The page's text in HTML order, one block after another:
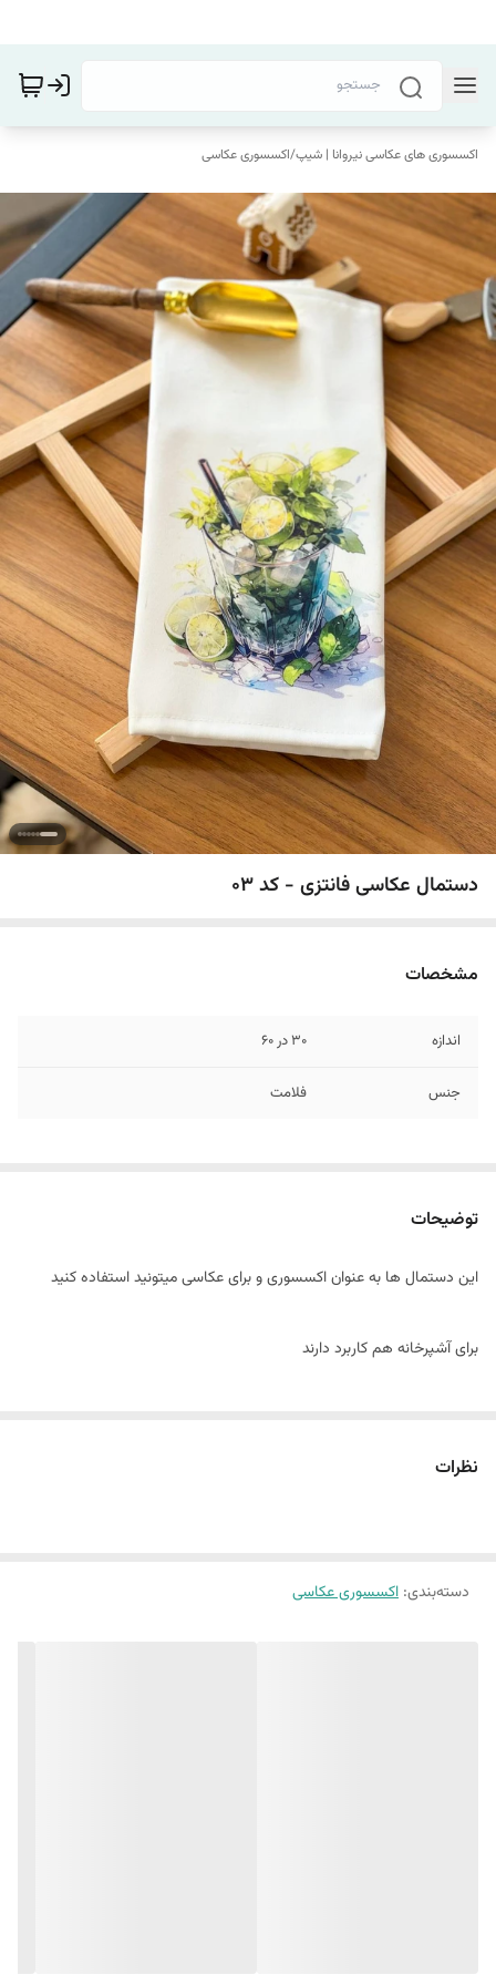
اکسسوری های عکاسی نیروانا | شیپ/اکسسوری عکاسی
دستمال عکاسی فانتزی - کد 03
مشخصات
اندازه 30 در 60
جنس فلامت
توضیحات
این دستمال ها به عنوان اکسسوری و برای عکاسی میتونید استفاده کنید
برای آشپرخانه هم کاربرد دارند
نظرات
دسته‌بندی: اکسسوری عکاسی